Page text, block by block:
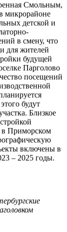
Смольным,
микрорайоне
детской и
в смену, что
для жителей
будущей
Парголово
посещений
будут
Близкое
в Приморском
включены в
– 2025 годы.